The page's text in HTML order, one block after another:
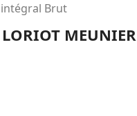
intégral Brut
MEUNIER